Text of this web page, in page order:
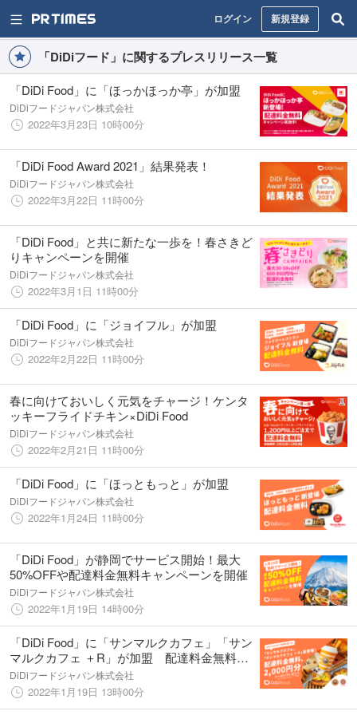
ログイン 新規登録
「DiDiフード」に関するプレスリリース一覧
「DiDi Food」に「ほっかほっか亭」が加盟
DiDiフードジャパン株式会社
2022年3月23日 10時00分
「DiDi Food Award 2021」結果発表！
DiDiフードジャパン株式会社
2022年3月22日 11時00分
「DiDi Food」と共に新たな一歩を！春さきど
りキャンペーンを開催
DiDiフードジャパン株式会社
2022年3月1日 11時00分
「DiDi Food」に「ジョイフル」が加盟
DiDiフードジャパン株式会社
2022年2月22日 11時00分
春に向けておいしく元気をチャージ！ケンタ
ッキーフライドチキン×DiDi Food
DiDiフードジャパン株式会社
2022年2月21日 11時00分
「DiDi Food」に「ほっともっと」が加盟
DiDiフードジャパン株式会社
2022年1月24日 11時00分
「DiDi Food」が静岡でサービス開始！最大
50%OFFや配達料金無料キャンペーンを開催
DiDiフードジャパン株式会社
2022年1月19日 14時00分
「DiDi Food」に「サンマルクカフェ」「サン
マルクカフェ ＋R」が加盟 配達料金無料、
2,000円分クーポンプレゼントキャンペーンを
実施
DiDiフードジャパン株式会社
2022年1月19日 13時00分